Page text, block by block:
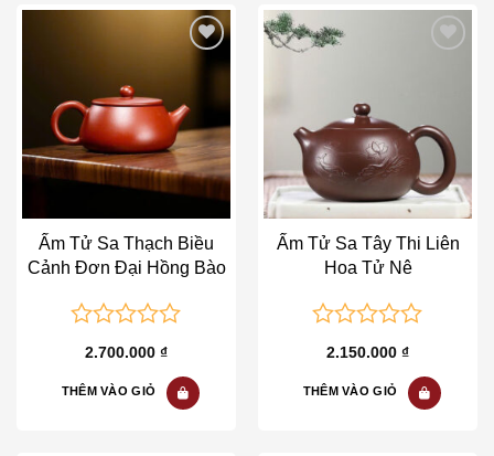
Add to wishlist
Ấm Tử Sa Thạch Biều
Cảnh Đơn Đại Hồng Bào
of
2.700.000 ₫
THÊM VÀO GIỎ
Ấm Tử Sa Tây Thi Liên
Hoa Tử Nê
of
2.150.000 ₫
THÊM VÀO GIỎ